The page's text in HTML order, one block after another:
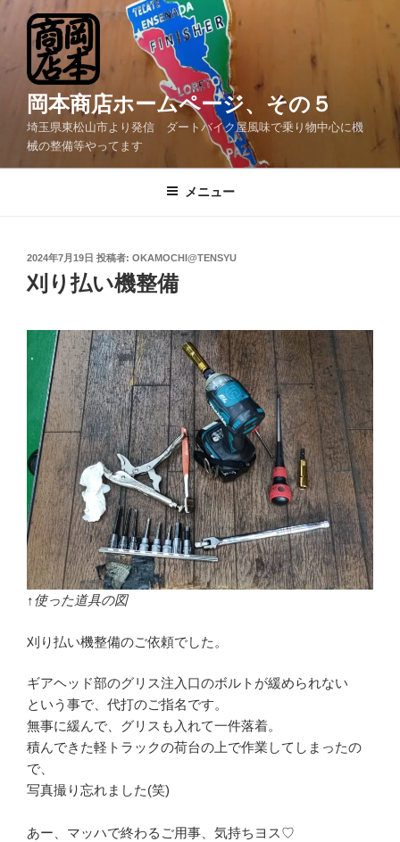
コ
ン
岡本商店ホームページ、その５
埼玉県東松山市より発信 ダートバイク屋風味で乗り物中心に機
械の整備等やってます
メニュー
投
稿
日:
2024年7月19日 投稿者: OKAMOCHI@TENSYU
刈り払い機整備
↑使った道具の図
刈り払い機整備のご依頼でした。
ギアヘッド部のグリス注入口のボルトが緩められない
という事で、代打のご指名です。
無事に緩んで、グリスも入れて一件落着。
積んできた軽トラックの荷台の上で作業してしまったの
で、
写真撮り忘れました(笑)
あー、マッハで終わるご用事、気持ちヨス♡